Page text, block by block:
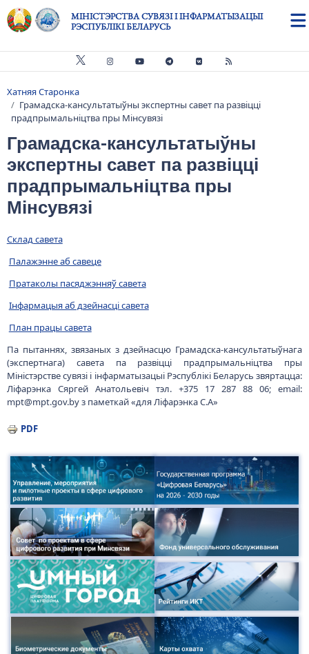
Skip to main content
МІНІСТЭРСТВА СУВЯЗІ І ІНФАРМАТЫЗАЦЫІ
РЭСПУБЛІКІ БЕЛАРУСЬ
Breadcrumb
Хатняя Старонка
Грамадска-кансультатыўны экспертны савет па развіцці
прадпрымальніцтва пры Мінсувязі
Грамадска-кансультатыўны
экспертны савет па развіцці
прадпрымальніцтва пры
Мінсувязі
Склад савета
Палажэнне аб савеце
Пратаколы пасяджэнняў савета
Інфармацыя аб дзейнасці савета
План працы савета
Па пытаннях, звязаных з дзейнасцю Грамадска-кансультатыўнага
(экспертнага) савета па развіцці прадпрымальніцтва пры
Міністэрстве сувязі і інфарматызацыі Рэспублікі Беларусь звяртацца:
Ліфарэнка Сяргей Анатольевіч тэл. +375 17 287 88 06; email:
mpt@mpt.gov.by з паметкай «для Ліфарэнка С.А»
PDF